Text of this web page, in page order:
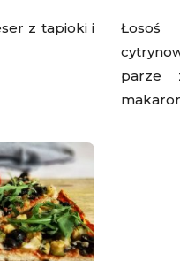
z tapioki i
parze